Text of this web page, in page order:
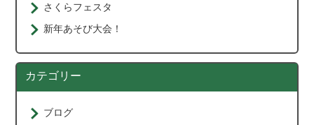
さくらフェスタ
新年あそび大会！
カテゴリー
ブログ